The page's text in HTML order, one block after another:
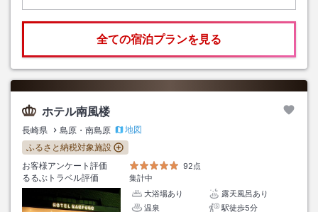
全ての宿泊プランを見る
ホテル南風楼
長崎県 島原・南島原
地図
ふるさと納税対象施設
お客様アンケート評価
92点
るるぶトラベル評価
集計中
大浴場あり
露天風呂あり
温泉
駅徒歩5分